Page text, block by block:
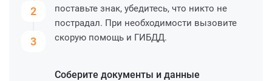
2
3
поставьте знак, убедитесь, что никто не
пострадал. При необходимости вызовите
скорую помощь и ГИБДД.
Соберите документы и данные